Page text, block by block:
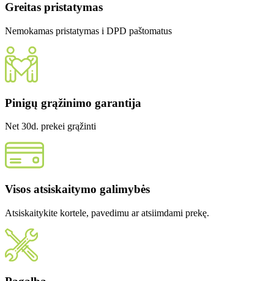
Greitas pristatymas
Nemokamas pristatymas i DPD paštomatus
Pinigų grąžinimo garantija
Net 30d. prekei grąžinti
Visos atsiskaitymo galimybės
Atsiskaitykite kortele, pavedimu ar atsiimdami prekę.